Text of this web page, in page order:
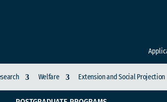
Welfare Extension and Social Projection